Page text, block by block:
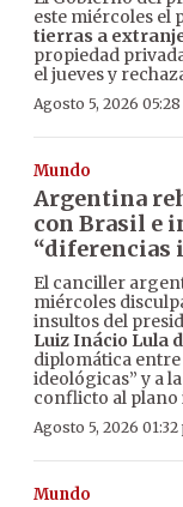
este miércoles el
tierras a
propiedad
el jueves y
Agosto 5, 2026 05:28
Mundo
Argentina
con Brasil e
“diferencias
El canciller
miércoles
insultos del
Luiz Inácio Lula
diplomática entre
ideológicas” y a
conflicto al
Agosto 5, 2026 01:32
Mundo